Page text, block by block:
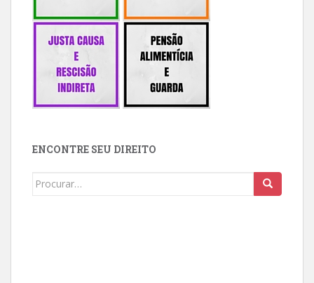
ENCONTRE SEU DIREITO
Buscar: